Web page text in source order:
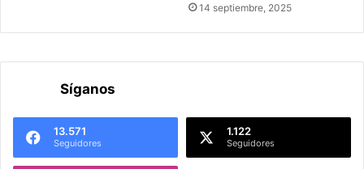
14 septiembre, 2025
Síganos
13.571
Seguidores
1.122
Seguidores